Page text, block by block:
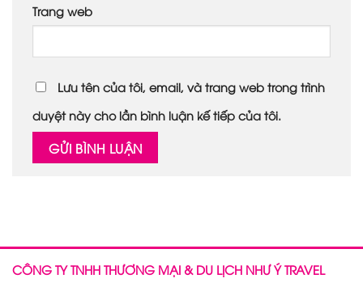
Trang web
Lưu tên của tôi, email, và trang web trong trình
duyệt này cho lần bình luận kế tiếp của tôi.
CÔNG TY TNHH THƯƠNG MẠI & DU LỊCH NHƯ Ý TRAVEL